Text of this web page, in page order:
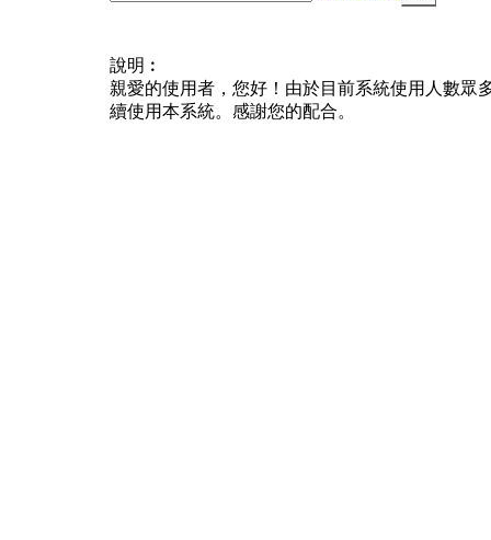
說明︰
親愛的使用者，您好！由於目前系統使用人數眾
續使用本系統。感謝您的配合。